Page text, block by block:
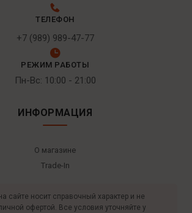
ТЕЛЕФОН
+7 (989) 989-47-77
РЕЖИМ РАБОТЫ
Пн-Вс: 10:00 - 21:00
ИНФОРМАЦИЯ
О магазине
Trade-In
сайте носит справочный характер и не
офертой. Все условия уточняйте у